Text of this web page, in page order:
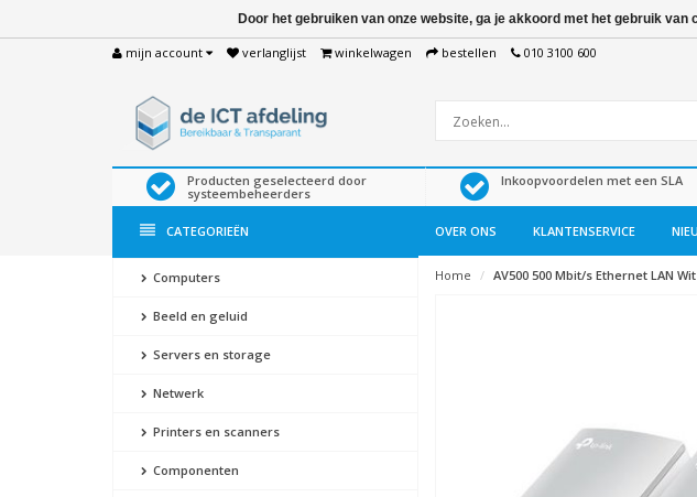
mijn account verlanglijst winkelwagen bestellen 010 3100 600
Producten geselecteerd door
systeembeheerders
Inkoopvoordelen met een SLA
CATEGORIEËN OVER ONS KLANTENSERVICE
Computers
Beeld en geluid
Servers en storage
Netwerk
Printers en scanners
Componenten
Home AV500 500 Mbit/s Ethernet LAN
Door het gebruiken van onze website, ga je akkoord met het gebruik